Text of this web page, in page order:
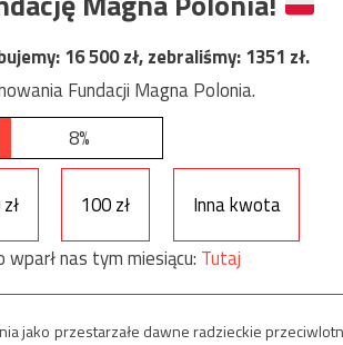
16 500zł, zebraliśmy:1351 zł.
Fundacji Magna Polonia.
8%
100 zł
Inna kwota
wparł nas tym miesiącu: Tutaj
jako przestarzałe dawne radzieckie